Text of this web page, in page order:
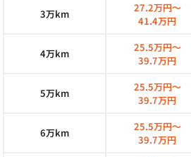
3万km
27.2万円～
41.4万円
4万km
25.5万円～
39.7万円
5万km
25.5万円～
39.7万円
6万km
25.5万円～
39.7万円